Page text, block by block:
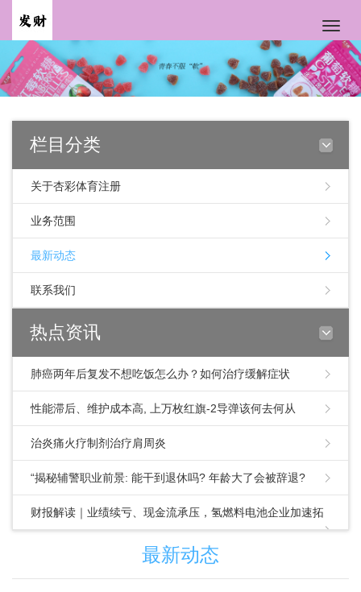
Toggle
栏目分类
关于杏彩体育注册
业务范围
最新动态
联系我们
热点资讯
肺癌两年后复发不想吃饭怎么办？如何治疗缓解症状
性能滞后、维护成本高, 上万枚红旗-2导弹该何去何从
治炎痛火疗制剂治疗肩周炎
“揭秘辅警职业前景: 能干到退休吗? 年龄大了会被辞退?
财报解读｜业绩续亏、现金流承压，氢燃料电池企业加速拓
最新动态